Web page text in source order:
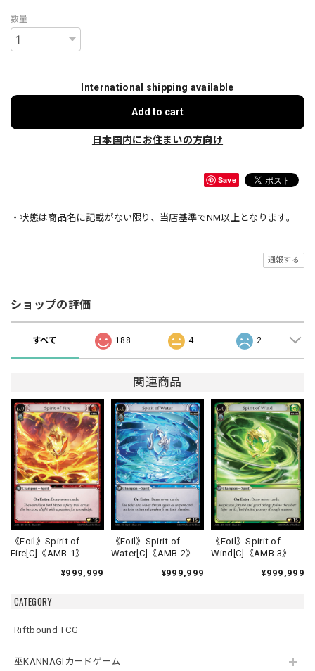
CATEGORY
Riftbound TCG
巫KANNAGIカードゲーム
数量
International shipping available
Add to cart
日本国内にお住まいの方向け
Save
・状態は商品名に記載がない限り、当店基準でNM以上となります。
通報する
ショップの評価
すべて 188 4 2
関連商品
《Foil》Spirit of
Fire[C]《AMB-1》
¥999,999
《Foil》Spirit of
Water[C]《AMB-2》
¥999,999
《Foil》Spirit of
Wind[C]《AMB-3》
¥999,999